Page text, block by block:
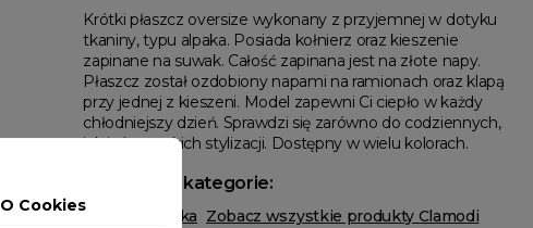
Krótki płaszcz oversize wykonany z przyjemnej w dotyku
tkaniny, typu alpaka. Posiada kołnierz oraz kieszenie
zapinane na suwak. Całość zapinana jest na złote napy.
Płaszcz został ozdobiony napami na ramionach oraz klapą
przy jednej z kieszeni. Model zapewni Ci ciepło w każdy
chłodniejszy dzień. Sprawdzi się zarówno do codziennych,
jak i eleganckich stylizacji. Dostępny w wielu kolorach.
Powiązane kategorie:
Odzież damska Zobacz wszystkie produkty Clamodi
O Cookies